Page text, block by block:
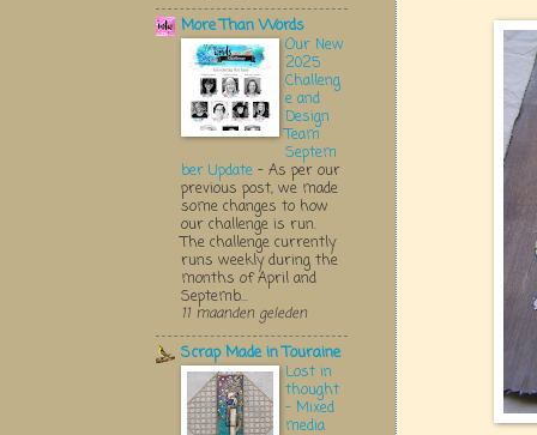
More Than Words
Our New
2025
Challeng
e and
Design
Team
Septem
ber Update - As per our
previous post, we made
some changes to how
our challenge is run.
The challenge currently
runs weekly during the
months of April and
Septemb...
11 maanden geleden
Scrap Made in Touraine
Lost in
thought
- Mixed
media